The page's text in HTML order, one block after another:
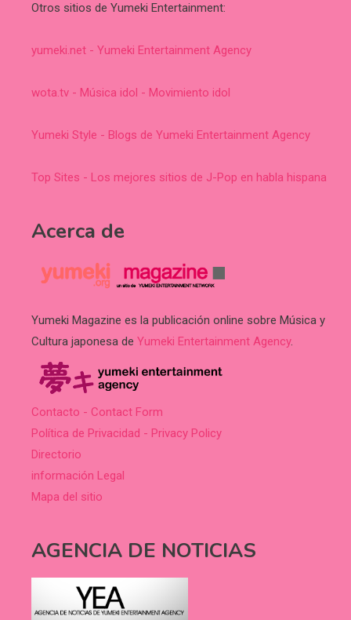
Otros sitios de Yumeki Entertainment:
yumeki.net - Yumeki Entertainment Agency
wota.tv - Música idol - Movimiento idol
Yumeki Style - Blogs de Yumeki Entertainment Agency
Top Sites - Los mejores sitios de J-Pop en habla hispana
Acerca de
Yumeki Magazine es la publicación online sobre Música y
Cultura japonesa de Yumeki Entertainment Agency.
Contacto - Contact Form
Política de Privacidad - Privacy Policy
Directorio
información Legal
Mapa del sitio
AGENCIA DE NOTICIAS